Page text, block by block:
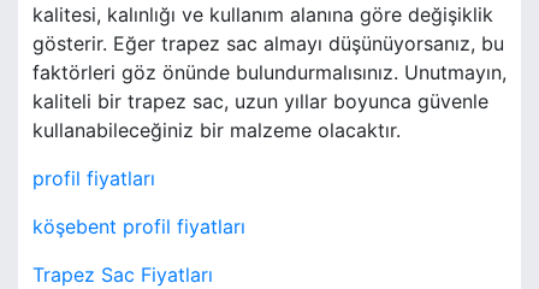
kalitesi, kalınlığı ve kullanım alanına göre değişiklik
gösterir. Eğer trapez sac almayı düşünüyorsanız, bu
faktörleri göz önünde bulundurmalısınız. Unutmayın,
kaliteli bir trapez sac, uzun yıllar boyunca güvenle
kullanabileceğiniz bir malzeme olacaktır.
profil fiyatları
köşebent profil fiyatları
Trapez Sac Fiyatları